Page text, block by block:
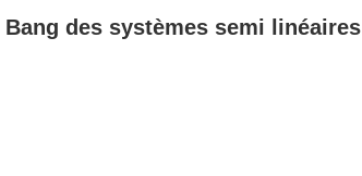
des systèmes semi linéaires